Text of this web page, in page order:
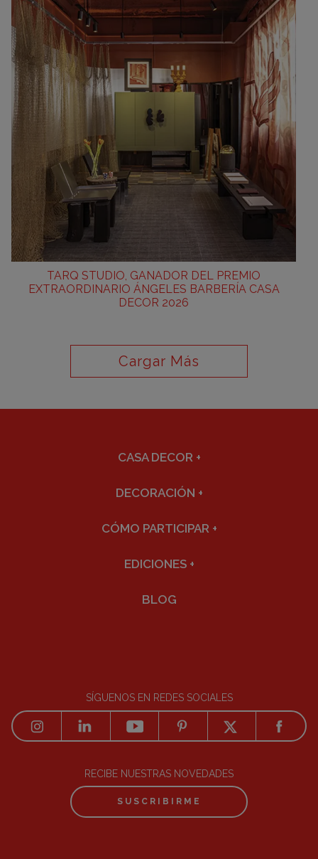
TARQ STUDIO, GANADOR DEL PREMIO
EXTRAORDINARIO ÁNGELES BARBERÍA CASA
DECOR 2026
Cargar Más
CASA DECOR +
DECORACIÓN +
CÓMO PARTICIPAR +
EDICIONES +
BLOG
SÍGUENOS EN REDES SOCIALES
RECIBE NUESTRAS NOVEDADES
SUSCRIBIRME